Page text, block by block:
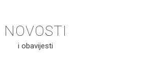
NOVOSTI
i obavijesti